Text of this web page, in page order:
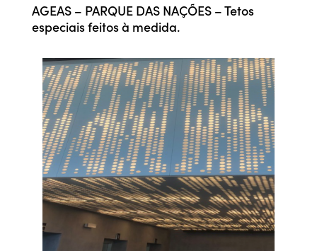
AGEAS – PARQUE DAS NAÇÕES – Tetos
especiais feitos à medida.